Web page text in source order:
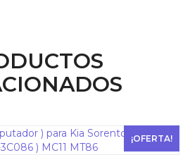
¡OFERTA!